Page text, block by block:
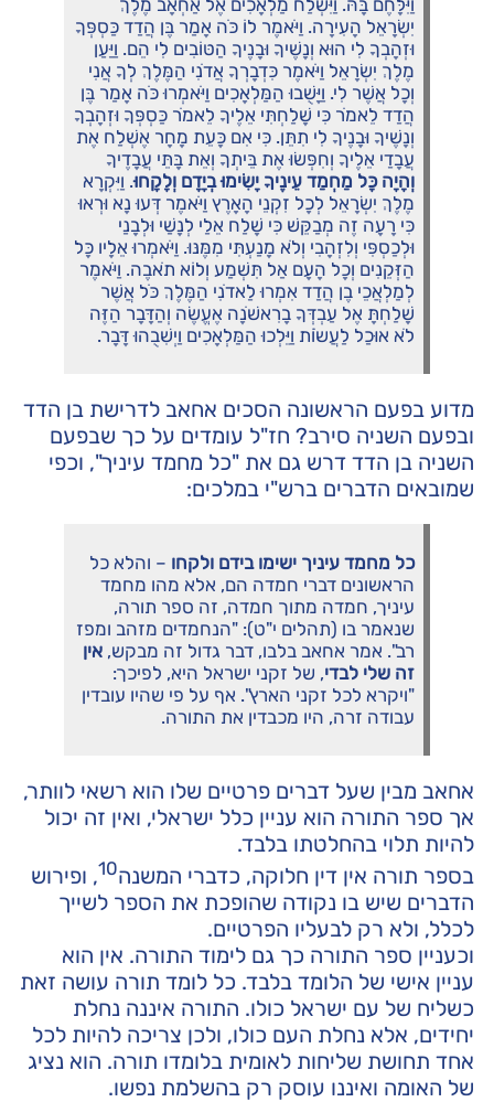
וַיִּלָּחֶם בָּהּ. וַיִּשְׁלַח מַלְאָכִים אֶל אַחְאָב מֶלֶךְ
יִשְׂרָאֵל הָעִירָה. וַיֹּאמֶר לוֹ כֹּה אָמַר בֶּן הֲדַד כַּסְפְּךָ
וּזְהָבְךָ לִי הוּא וְנָשֶׁיךָ וּבָנֶיךָ הַטּוֹבִים לִי הֵם. וַיַּעַן
מֶלֶךְ יִשְׂרָאֵל וַיֹּאמֶר כִּדְבָרְךָ אֲדֹנִי הַמֶּלֶךְ לְךָ אֲנִי
וְכָל אֲשֶׁר לִי. וַיָּשֻׁבוּ הַמַּלְאָכִים וַיֹּאמְרוּ כֹּה אָמַר בֶּן
הֲדַד לֵאמֹר כִּי שָׁלַחְתִּי אֵלֶיךָ לֵאמֹר כַּסְפְּךָ וּזְהָבְךָ
וְנָשֶׁיךָ וּבָנֶיךָ לִי תִתֵּן. כִּי אִם כָּעֵת מָחָר אֶשְׁלַח אֶת
עֲבָדַי אֵלֶיךָ וְחִפְּשׂוּ אֶת בֵּיתְךָ וְאֵת בָּתֵּי עֲבָדֶיךָ
וְהָיָה כָּל מַחְמַד עֵינֶיךָ יָשִׂימוּ בְיָדָם וְלָקָחוּ. וַיִּקְרָא
מֶלֶךְ יִשְׂרָאֵל לְכָל זִקְנֵי הָאָרֶץ וַיֹּאמֶר דְּעוּ נָא וּרְאוּ
כִּי רָעָה זֶה מְבַקֵּשׁ כִּי שָׁלַח אֵלַי לְנָשַׁי וּלְבָנַי
וּלְכַסְפִּי וְלִזְהָבִי וְלֹא מָנַעְתִּי מִמֶּנּוּ. וַיֹּאמְרוּ אֵלָיו כָּל
הַזְּקֵנִים וְכָל הָעָם אַל תִּשְׁמַע וְלוֹא תֹאבֶה. וַיֹּאמֶר
לְמַלְאֲכֵי בֶן הֲדַד אִמְרוּ לַאדֹנִי הַמֶּלֶךְ כֹּל אֲשֶׁר
שָׁלַחְתָּ אֶל עַבְדְּךָ בָרִאשֹׁנָה אֶעֱשֶׂה וְהַדָּבָר הַזֶּה
לֹא אוּכַל לַעֲשֹוֹת וַיֵּלְכוּ הַמַּלְאָכִים וַיְשִׁבֻהוּ דָּבָר.
מדוע בפעם הראשונה הסכים אחאב לדרישת בן הדד
ובפעם השניה סירב? חז"ל עומדים על כך שבפעם
השניה בן הדד דרש גם את "כל מחמד עיניך", וכפי
שמובאים הדברים ברש"י במלכים:
כל מחמד עיניך ישימו בידם ולקחו – והלא כל
הראשונים דברי חמדה הם, אלא מהו מחמד
עיניך, חמדה מתוך חמדה, זה ספר תורה,
שנאמר בו (תהלים י"ט): "הנחמדים מזהב ומפז
רב". אמר אחאב בלבו, דבר גדול זה מבקש, אין
זה שלי לבדי, של זקני ישראל היא, לפיכך:
"ויקרא לכל זקני הארץ". אף על פי שהיו עובדין
עבודה זרה, היו מכבדין את התורה.
אחאב מבין שעל דברים פרטיים שלו הוא רשאי לוותר,
אך ספר התורה הוא עניין כלל ישראלי, ואין זה יכול
להיות תלוי בהחלטתו בלבד.
בספר תורה אין דין חלוקה, כדברי המשנה10, ופירוש
הדברים שיש בו נקודה שהופכת את הספר לשייך
לכלל, ולא רק לבעליו הפרטיים.
וכעניין ספר התורה כך גם לימוד התורה. אין הוא
עניין אישי של הלומד בלבד. כל לומד תורה עושה זאת
כשליח של עם ישראל כולו. התורה איננה נחלת
יחידים, אלא נחלת העם כולו, ולכן צריכה להיות לכל
אחד תחושת שליחות לאומית בלומדו תורה. הוא נציג
של האומה ואיננו עוסק רק בהשלמת נפשו.